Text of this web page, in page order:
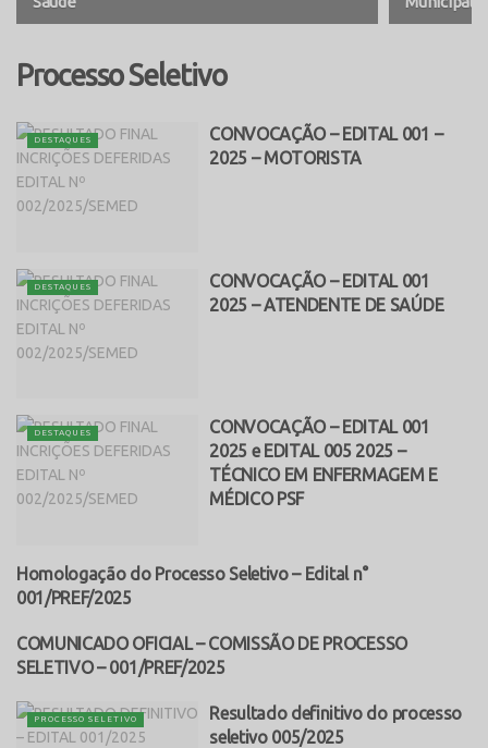
Processo Seletivo
DESTAQUES
CONVOCAÇÃO – EDITAL 001 –
2025 – MOTORISTA
DESTAQUES
CONVOCAÇÃO – EDITAL 001
2025 – ATENDENTE DE SAÚDE
DESTAQUES
CONVOCAÇÃO – EDITAL 001
2025 e EDITAL 005 2025 –
TÉCNICO EM ENFERMAGEM E
MÉDICO PSF
PROCESSO SELETIVO
Homologação do Processo Seletivo – Edital n°
001/PREF/2025
PROCESSO SELETIVO
COMUNICADO OFICIAL – COMISSÃO DE PROCESSO
SELETIVO – 001/PREF/2025
PROCESSO SELETIVO
Resultado definitivo do processo
seletivo 005/2025